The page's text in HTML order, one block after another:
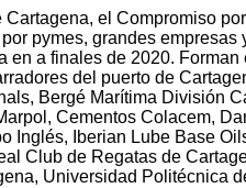
Cartagena, el Compromiso
pymes, grandes
en a finales de 2020.
del puerto de
Bergé Marítima División
Cementos Colacem,
Inglés, Iberian Lube Base
Club de Regatas de
Universidad Politécnica